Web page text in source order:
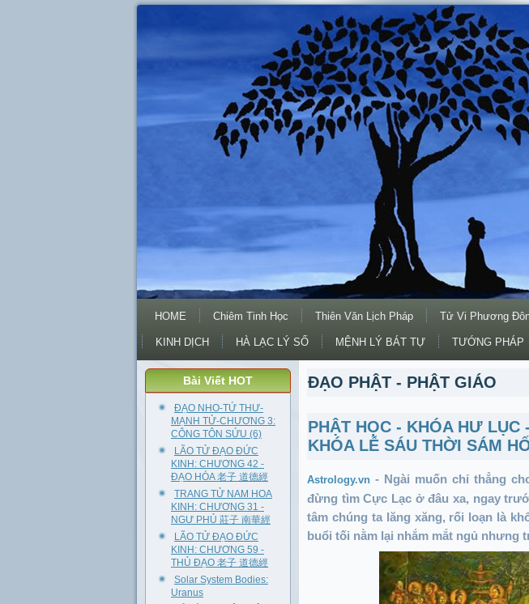
HOME Chiêm Tinh Học Thiên Văn Lịch Pháp Tử Vi Phương
KINH DỊCH HÀ LẠC LÝ SỐ MỆNH LÝ BÁT TỰ TƯỚNG PHÁP
Bài Viết HOT
ĐẠO NHO-TỨ THƯ-
MẠNH TỬ-CHƯƠNG 3:
CÔNG TÔN SỬU (6)
LÃO TỬ ĐẠO ĐỨC
KINH: CHƯƠNG 42 -
ĐẠO HÓA 老子 道德經
TRANG TỬ NAM HOA
KINH: CHƯƠNG 31 -
NGƯ PHỦ 莊子 南華經
LÃO TỬ ĐẠO ĐỨC
KINH: CHƯƠNG 59 -
THỦ ĐẠO 老子 道德經
Solar System Bodies:
Uranus
ĐẠO PHẬT - PHẬT GIÁO
PHẬT HỌC - KHÓA HƯ LỤC
KHÓA LỄ SÁU THỜI SÁM
Astrology.vn - Ngài muốn chỉ thẳng
đừng tìm Cực Lạc ở đâu xa, ngay
tâm chúng ta lăng xăng, rối loạn là
buổi tối nằm lại nhắm mắt ngủ nhưng